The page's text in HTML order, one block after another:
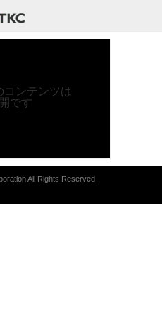
コンテンツは
です
All Rights Reserved.